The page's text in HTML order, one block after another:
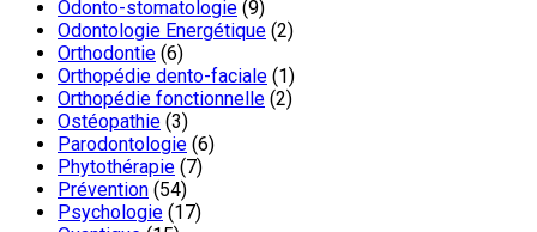
Odonto-stomatologie (9)
Odontologie Energétique (2)
Orthodontie (6)
Orthopédie dento-faciale (1)
Orthopédie fonctionnelle (2)
Ostéopathie (3)
Parodontologie (6)
Phytothérapie (7)
Prévention (54)
Psychologie (17)